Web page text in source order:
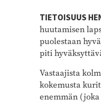
TIETOISUUS
huutamisen
puolestaan
piti
Vastaajista
kokemusta
enemmän